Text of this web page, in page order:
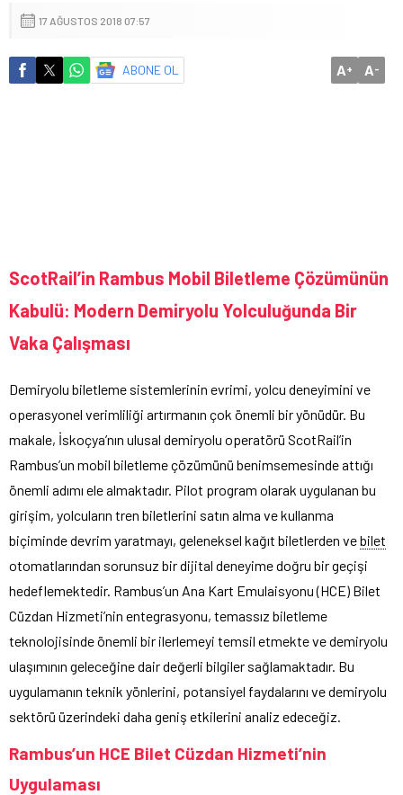
17 AĞUSTOS 2018 07:57
ABONE OL A+ A-
ScotRail’in Rambus Mobil Biletleme Çözümünün
Kabulü: Modern Demiryolu Yolculuğunda Bir
Vaka Çalışması
Demiryolu biletleme sistemlerinin evrimi, yolcu deneyimini ve
operasyonel verimliliği artırmanın çok önemli bir yönüdür. Bu
makale, İskoçya’nın ulusal demiryolu operatörü ScotRail’in
Rambus’un mobil biletleme çözümünü benimsemesinde attığı
önemli adımı ele almaktadır. Pilot program olarak uygulanan bu
girişim, yolcuların tren biletlerini satın alma ve kullanma
biçiminde devrim yaratmayı, geleneksel kağıt biletlerden vebilet
otomatlarından sorunsuz bir dijital deneyime doğru bir geçişi
hedeflemektedir. Rambus’un Ana Kart Emulaisyonu (HCE) Bilet
Cüzdan Hizmeti’nin entegrasyonu, temassız biletleme
teknolojisinde önemli bir ilerlemeyi temsil etmekte ve demiryolu
ulaşımının geleceğine dair değerli bilgiler sağlamaktadır. Bu
uygulamanın teknik yönlerini, potansiyel faydalarını ve demiryolu
sektörü üzerindeki daha geniş etkilerini analiz edeceğiz.
Rambus’un HCE Bilet Cüzdan Hizmeti’nin
Uygulaması